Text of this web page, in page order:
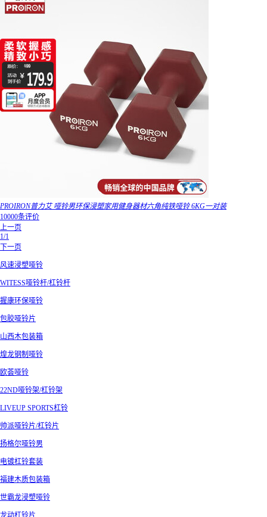
PROIRON普力艾 哑铃男环保浸塑家用健身器材六角纯铁哑铃 6KG一对装
10000条评价
上一页
1/1
下一页
风速浸塑哑铃
WITESS哑铃杆/杠铃杆
握康环保哑铃
包胶哑铃片
山西木包装箱
煌龙钢制哑铃
欧荟哑铃
22ND哑铃架/杠铃架
LIVEUP SPORTS杠铃
帅派哑铃片/杠铃片
扬格尔哑铃男
电镀杠铃套装
福建木质包装箱
世霸龙浸塑哑铃
龙动杠铃片